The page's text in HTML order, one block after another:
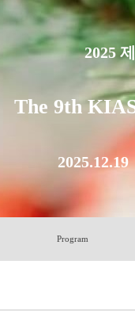
2025
The 9th
Program